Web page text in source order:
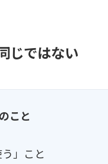
じではない
こと
」こと